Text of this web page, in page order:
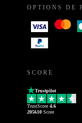
OPTIONS DE
SCORE
Trustpilot
TrustScore 4.6
205610 Score